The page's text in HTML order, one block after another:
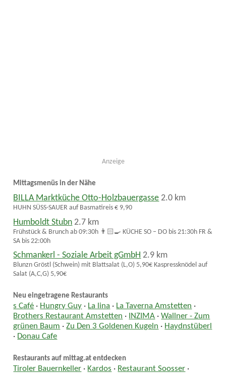
Anzeige
Mittagsmenüs in der Nähe
BILLA Marktküche Otto-Holzbauergasse 2.0 km
HUHN SÜSS-SAUER auf Basmatireis € 9,90
Humboldt Stubn 2.7 km
Frühstück & Brunch ab 09:30h 👨🏻‍🍳 KÜCHE SO – DO bis 21:30h FR &
SA bis 22:00h
Schmankerl - Soziale Arbeit gGmbH 2.9 km
Blunzn Gröstl (Schwein) mit Blattsalat (L,O) 5,90€ Kaspressknödel auf
Salat (A,C,G) 5,90€
Neu eingetragene Restaurants
s Café · Hungry Guy · La lina · La Taverna Amstetten ·
Brothers Restaurant Amstetten · INZIMA ·Wallner - Zum
grünen Baum ·Zu Den 3 Goldenen Kugeln · Haydnstüberl
· Donau Cafe
Restaurants auf mittag.at entdecken
Tiroler Bauernkeller · Kardos · Restaurant Soosser ·